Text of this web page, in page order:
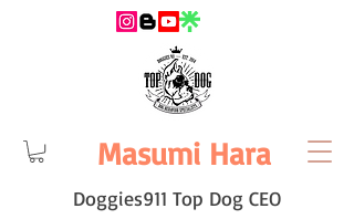
Masumi Hara
Doggies911 Top Dog CEO